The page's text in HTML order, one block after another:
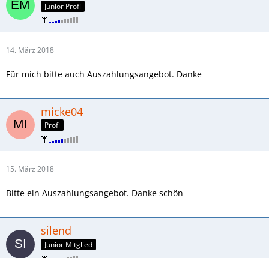
Junior Profi
14. März 2018
Für mich bitte auch Auszahlungsangebot. Danke
micke04
Profi
15. März 2018
Bitte ein Auszahlungsangebot. Danke schön
silend
Junior Mitglied